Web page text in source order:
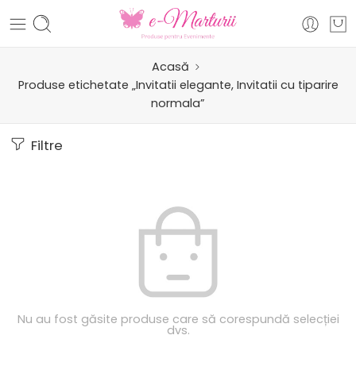
Acasă
Produse etichetate „Invitatii elegante, Invitatii cu tiparire
normala”
Filtre
Nu au fost găsite produse care să corespundă selecției
dvs.